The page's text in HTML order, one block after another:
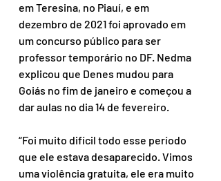
em Teresina, no Piauí, e em
dezembro de 2021 foi aprovado em
um concurso público para ser
professor temporário no DF. Nedma
explicou que Denes mudou para
Goiás no fim de janeiro e começou a
dar aulas no dia 14 de fevereiro.
“Foi muito difícil todo esse período
que ele estava desaparecido. Vimos
uma violência gratuita, ele era muito